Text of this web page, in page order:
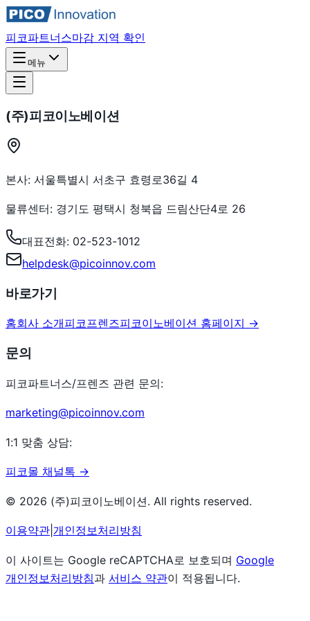
피코파트너스마감 지역 확인
메뉴
(주)피코이노베이션
본사: 서울특별시 서초구 효령로36길 4
물류센터: 경기도 평택시 청북읍 드림산단4로 26
대표전화: 02-523-1012
helpdesk@picoinnov.com
바로가기
홈회사 소개피코프렌즈피코이노베이션 홈페이지 →
문의
피코파트너스/프렌즈 관련 문의:
marketing@picoinnov.com
1:1 맞춤 상담:
피코몰 채널톡 →
© 2026 (주)피코이노베이션. All rights reserved.
이용약관 개인정보처리방침
이 사이트는 Google reCAPTCHA로 보호되며 Google
개인정보처리방침과 서비스 약관이 적용됩니다.